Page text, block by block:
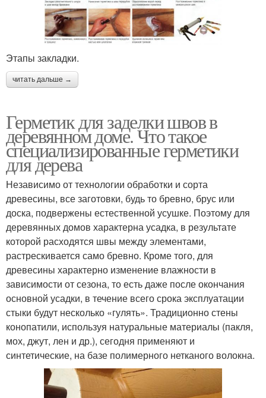
Этапы закладки.
читать дальше →
Герметик для заделки швов в
деревянном доме. Что такое
специализированные герметики
для дерева
Независимо от технологии обработки и сорта
древесины, все заготовки, будь то бревно, брус или
доска, подвержены естественной усушке. Поэтому для
деревянных домов характерна усадка, в результате
которой расходятся швы между элементами,
растрескивается само бревно. Кроме того, для
древесины характерно изменение влажности в
зависимости от сезона, то есть даже после окончания
основной усадки, в течение всего срока эксплуатации
стыки будут несколько «гулять». Традиционно стены
конопатили, используя натуральные материалы (пакля,
мох, джут, лен и др.), сегодня применяют и
синтетические, на базе полимерного нетканого волокна.